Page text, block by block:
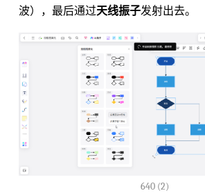
波），最后通过天线振子发射出去。
640 (2)